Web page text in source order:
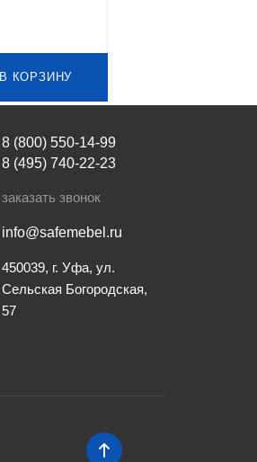
В КОРЗИНУ
8 (800) 550-14-99
8 (495) 740-22-23
заказать звонок
info@safemebel.ru
450039, г. Уфа, ул.
Сельская Богородская,
57